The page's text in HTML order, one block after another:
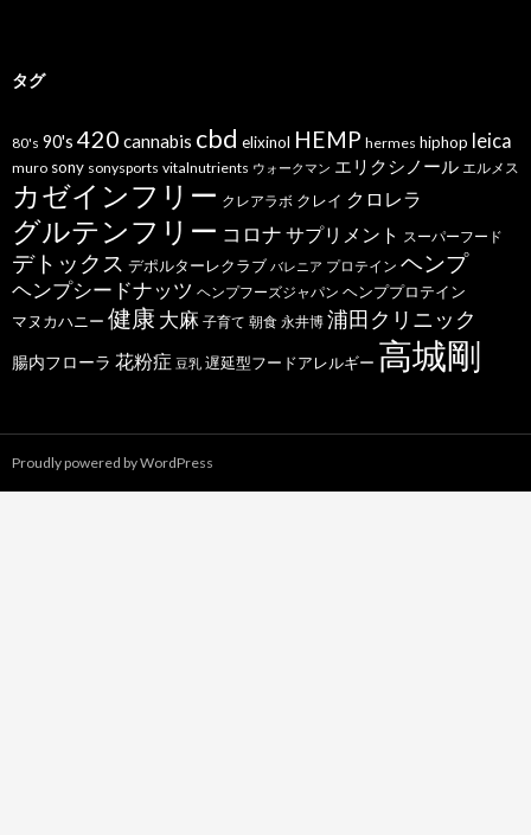
タグ
80's 90's 420 cannabis cbd elixinol HEMP hermes hiphop leica
muro sony sonysports vitalnutrients ウォークマン エリクシノール エルメス
カゼインフリー クレアラボ クレイ クロレラ
グルテンフリー コロナ サプリメント スーパーフード
デトックス デポルターレクラブ バレニア プロテイン ヘンプ
ヘンプシードナッツ ヘンプフーズジャパン ヘンププロテイン
マヌカハニー 健康 大麻 子育て 朝食 永井博 浦田クリニック
腸内フローラ 花粉症 豆乳 遅延型フードアレルギー 高城剛
Proudly powered by WordPress